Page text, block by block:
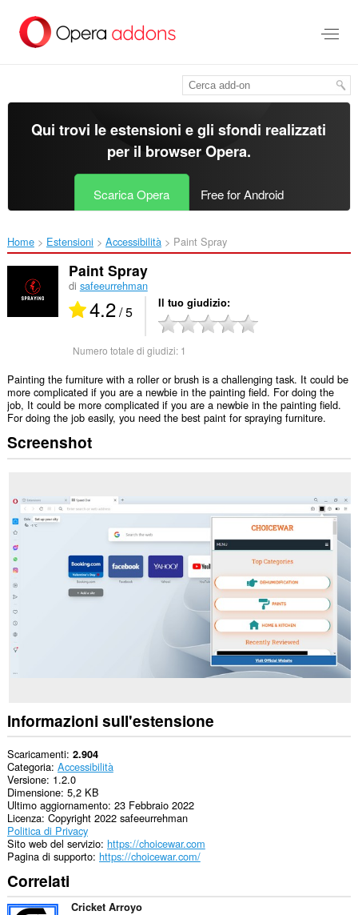
contenuto
Qui trovi le estensioni e gli sfondi realizzati
per il browser Opera.
Scarica Opera Free for Android
Home Estensioni Accessibilità Paint Spray‎
Paint Spray
di safeeurrehman
4.2/ 5 Il tuo giudizio
Numero totale di giudizi: 1
Painting the furniture with a roller or brush is a challenging task. It could be
more complicated if you are a newbie in the painting field. For doing the
job, It could be more complicated if you are a newbie in the painting field.
For doing the job easily, you need the best paint for spraying furniture.
Screenshot
Informazioni sull'estensione
Scaricamenti 2.904
Categoria Accessibilità
Versione 1.2.0
Dimensione 5,2 KB
Ultimo aggiornamento 23 Febbraio 2022
Licenza Copyright 2022 safeeurrehman
Politica di Privacy
Sito web del servizio https://choicewar.com
Pagina di supporto https://choicewar.com/
Correlati
Cricket Arroyo